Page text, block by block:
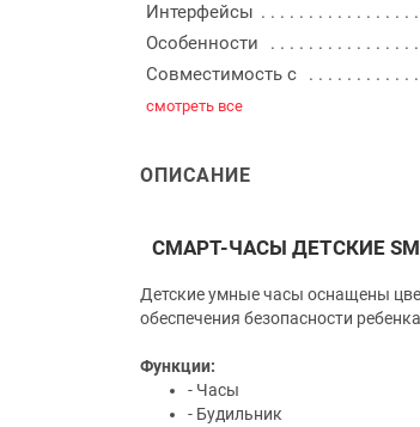
Интерфейсы
Особенности
Совместимость с
смотреть все
ОПИСАНИЕ
СМАРТ-ЧАСЫ ДЕТСКИЕ
Детские умные часы оснащены
обеспечения безопасности
Функции:
- Часы
- Будильник